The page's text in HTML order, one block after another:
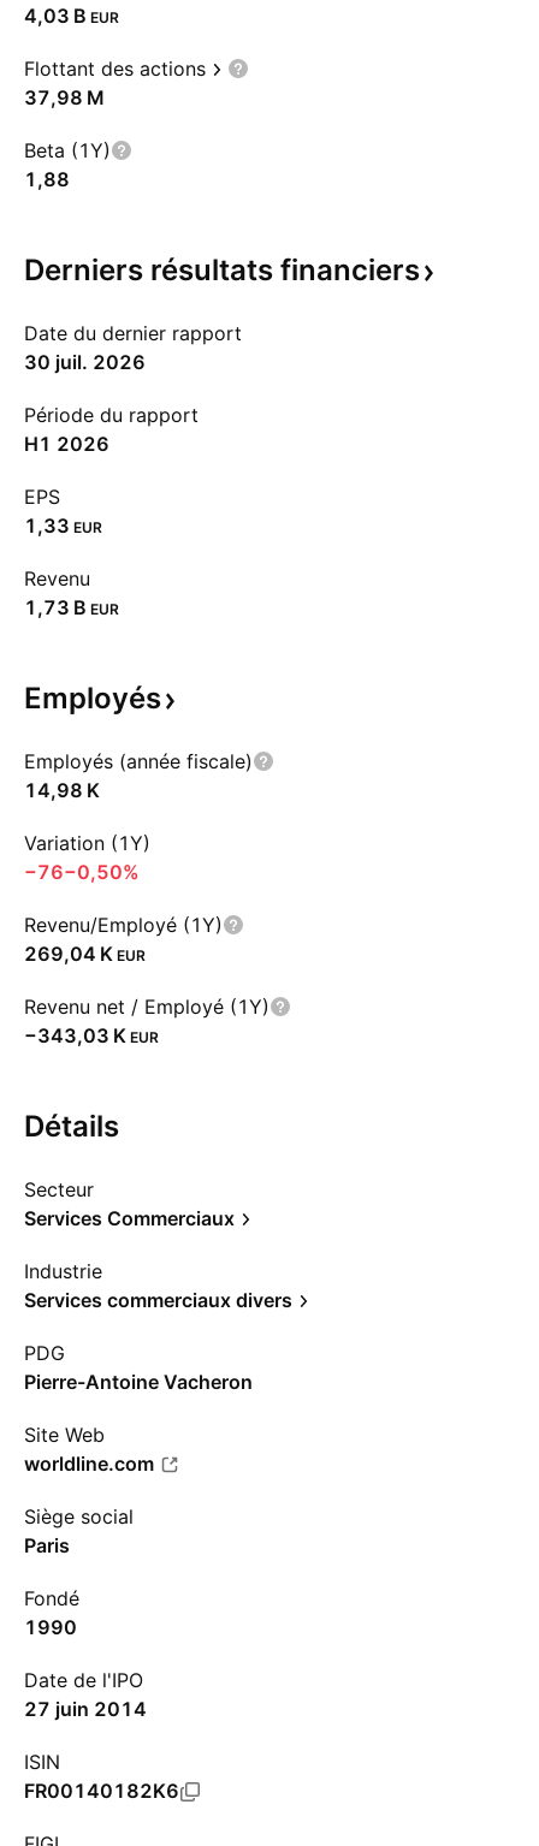
‪4,03 B‬ EUR
Flottant des actions
‪37,98 M‬
Beta (1Y)
1,88
Derniers résultats financiers
Date du dernier rapport
30 juil. 2026
Période du rapport
H1 2026
EPS
1,33 EUR
Revenu
‪1,73 B‬ EUR
Employés
Employés (année fiscale)
‪14,98 K‬
Variation (1Y)
−76−0,50%
Revenu/Employé (1Y)
‪269,04 K‬ EUR
Revenu net / Employé (1Y)
‪−343,03 K‬ EUR
Détails
Secteur
Services Commerciaux
Industrie
Services commerciaux divers
PDG
Pierre-Antoine Vacheron
Site Web
worldline.com
Siège social
Paris
Fondé
1990
Date de l'IPO
27 juin 2014
ISIN
FR00140182K6